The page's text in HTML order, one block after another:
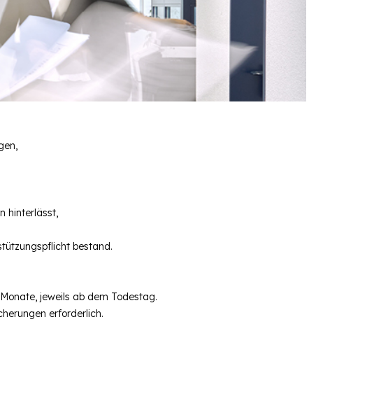
hinterlässt,
bestand.
jeweils ab dem Todestag.
erforderlich.